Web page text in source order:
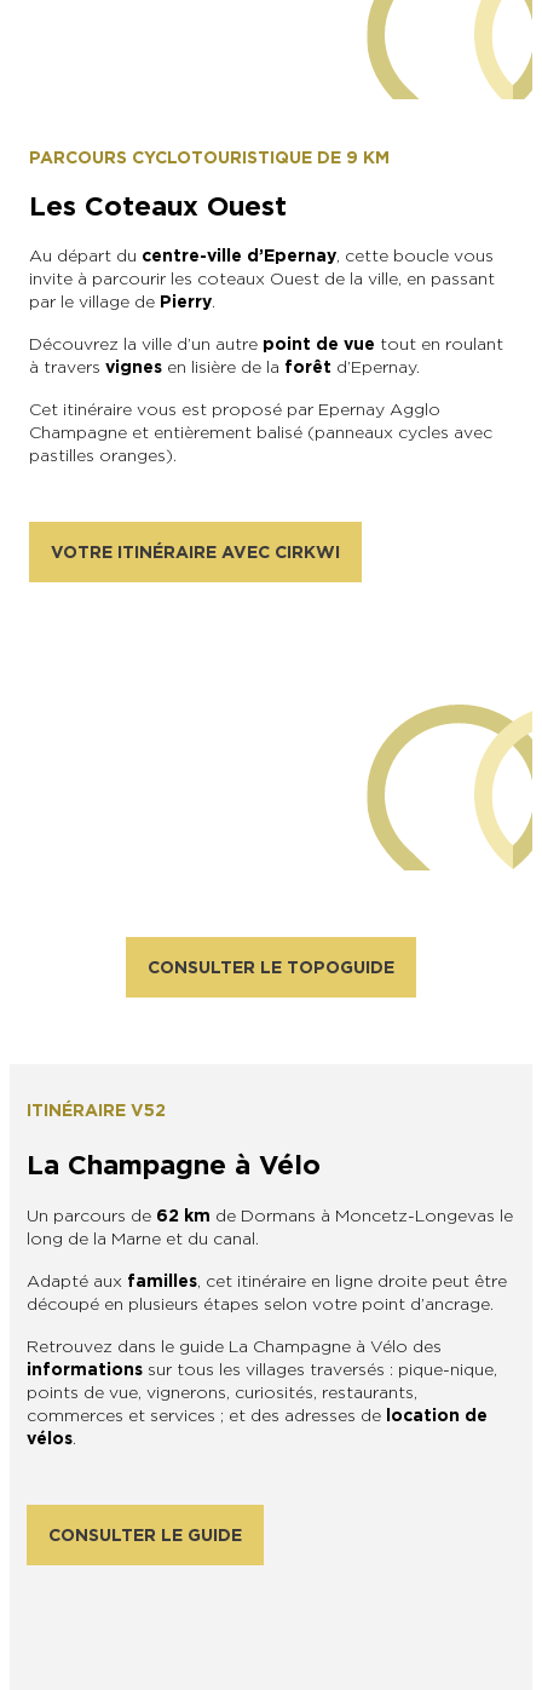
PARCOURS CYCLOTOURISTIQUE DE 9 KM
Les Coteaux Ouest
Au départ du centre-ville d’Epernay, cette boucle vous
invite à parcourir les coteaux Ouest de la ville, en passant
par le village de Pierry.
Découvrez la ville d’un autre point de vue tout en roulant
à travers vignes en lisière de la forêt d’Epernay.
Cet itinéraire vous est proposé par Epernay Agglo
Champagne et entièrement balisé (panneaux cycles avec
pastilles oranges).
VOTRE ITINÉRAIRE AVEC CIRKWI
CONSULTER LE TOPOGUIDE
ITINÉRAIRE V52
La Champagne à Vélo
Un parcours de 62 km de Dormans à Moncetz-Longevas le
long de la Marne et du canal.
Adapté aux familles, cet itinéraire en ligne droite peut être
découpé en plusieurs étapes selon votre point d’ancrage.
Retrouvez dans le guide La Champagne à Vélo des
informations sur tous les villages traversés : pique-nique,
points de vue, vignerons, curiosités, restaurants,
commerces et services ; et des adresses de location de
vélos.
CONSULTER LE GUIDE